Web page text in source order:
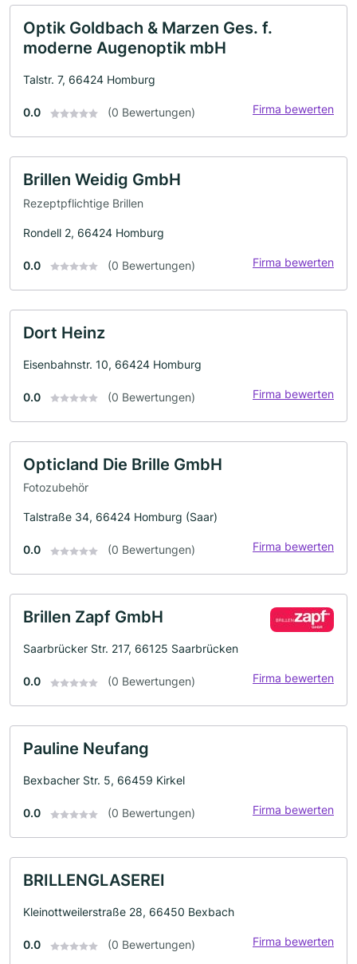
Optik Goldbach & Marzen Ges. f.
moderne Augenoptik mbH
Talstr. 7, 66424 Homburg
0.0 (0 Bewertungen) Firma bewerten
Brillen Weidig GmbH
Rezeptpflichtige Brillen
Rondell 2, 66424 Homburg
0.0 (0 Bewertungen) Firma bewerten
Dort Heinz
Eisenbahnstr. 10, 66424 Homburg
0.0 (0 Bewertungen) Firma bewerten
Opticland Die Brille GmbH
Fotozubehör
Talstraße 34, 66424 Homburg (Saar)
0.0 (0 Bewertungen) Firma bewerten
Brillen Zapf GmbH
Saarbrücker Str. 217, 66125 Saarbrücken
0.0 (0 Bewertungen) Firma bewerten
Pauline Neufang
Bexbacher Str. 5, 66459 Kirkel
0.0 (0 Bewertungen) Firma bewerten
BRILLENGLASEREI
Kleinottweilerstraße 28, 66450 Bexbach
0.0 (0 Bewertungen) Firma bewerten